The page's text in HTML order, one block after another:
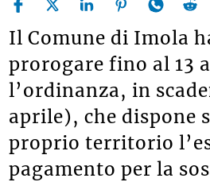
Il Comune di Imola
prorogare fino al 13
l’ordinanza, in
aprile), che dispone
proprio territorio
pagamento per la